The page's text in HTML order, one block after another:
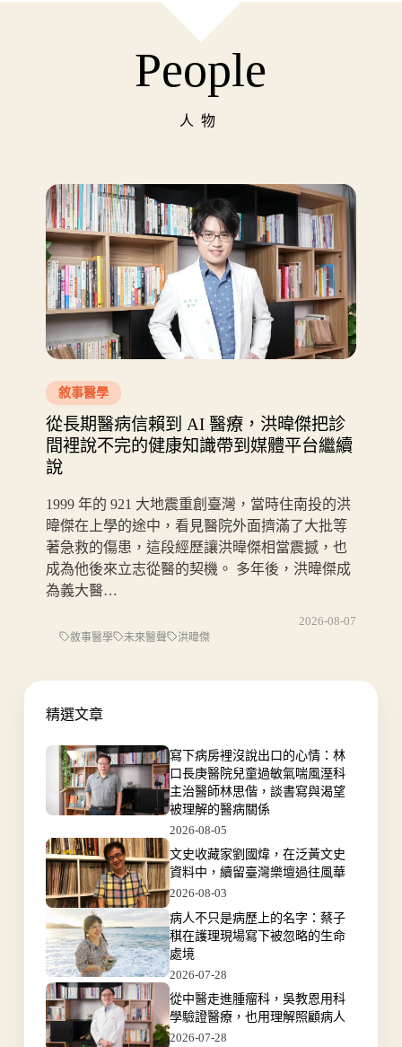
People
人物
敘事醫學
從長期醫病信賴到 AI 醫療，洪暐傑把診
間裡說不完的健康知識帶到媒體平台繼續
說
1999 年的 921 大地震重創臺灣，當時住南投的洪
暐傑在上學的途中，看見醫院外面擠滿了大批等
著急救的傷患，這段經歷讓洪暐傑相當震撼，也
成為他後來立志從醫的契機。 多年後，洪暐傑成
為義大醫…
2026-08-07
敘事醫學 未來醫聲 洪暐傑
精選文章
寫下病房裡沒說出口的心情：林
口長庚醫院兒童過敏氣喘風溼科
主治醫師林思偕，談書寫與渴望
被理解的醫病關係
2026-08-05
文史收藏家劉國煒，在泛黃文史
資料中，續留臺灣樂壇過往風華
2026-08-03
病人不只是病歷上的名字：蔡子
稘在護理現場寫下被忽略的生命
處境
2026-07-28
從中醫走進腫瘤科，吳教恩用科
學驗證醫療，也用理解照顧病人
2026-07-28